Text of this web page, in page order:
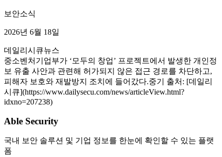
보안소식
2026년 6월 18일
데일리시큐뉴스
중소벤처기업부가 ‘모두의 창업’ 프로젝트에서 발생한 개인정
보 유출 사안과 관련해 허가되지 않은 접근 경로를 차단하고,
피해자 보호와 재발방지 조치에 들어갔다.중기 출처: [데일리
시큐](https://www.dailysecu.com/news/articleView.html?
idxno=207238)
Able Security
국내 보안 솔루션 및 기업 정보를 한눈에 확인할 수 있는 플랫
폼